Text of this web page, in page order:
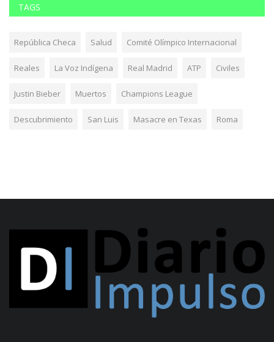
TAGS
República Checa Salud Comité Olímpico Internacional
Reales La Voz Indígena Real Madrid ATP Civiles
Justin Bieber Muertos Champions League
Descubrimiento San Luis Masacre en Texas Roma